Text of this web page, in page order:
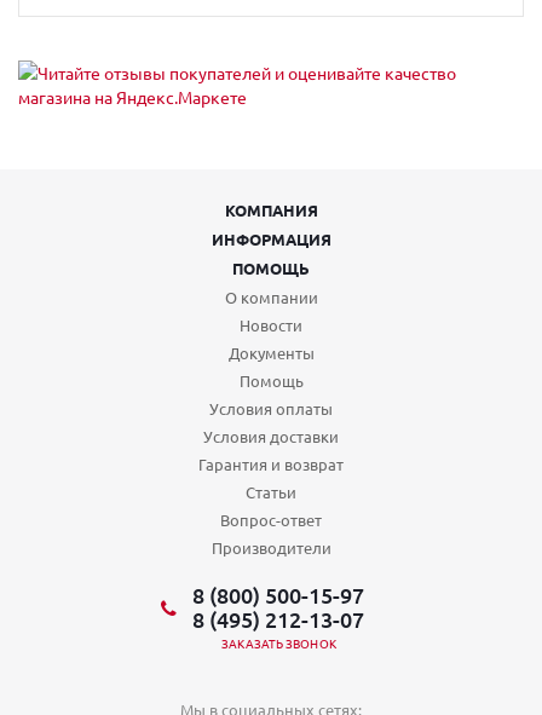
КОМПАНИЯ
ИНФОРМАЦИЯ
ПОМОЩЬ
О компании
Новости
Документы
Помощь
Условия оплаты
Условия доставки
Гарантия и возврат
Статьи
Вопрос-ответ
Производители
8 (800) 500-15-97
8 (495) 212-13-07
ЗАКАЗАТЬ ЗВОНОК
Мы в социальных сетях: